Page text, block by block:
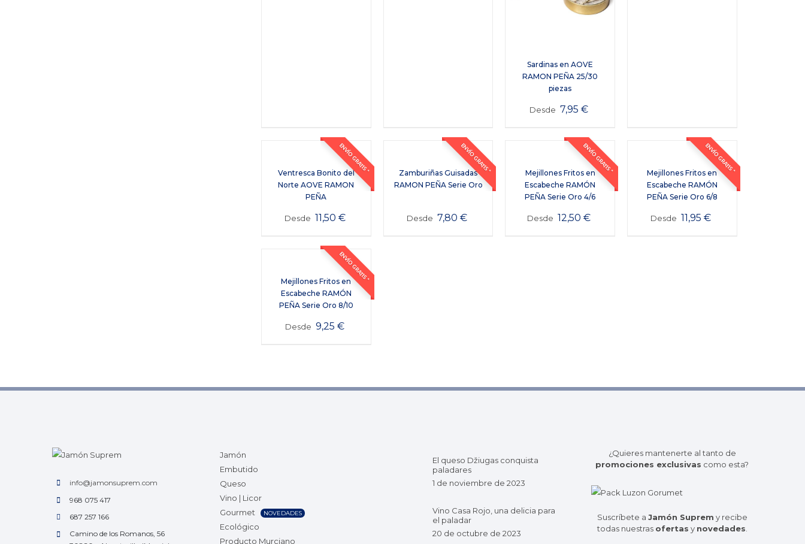
Sardinas en AOVE
RAMON PEÑA 25/30
piezas
Desde 7,95€
ENVÍO GRATIS *
Ventresca Bonito del
Norte AOVE RAMON
PEÑA
Desde 11,50 €
ENVÍO GRATIS *
Zamburiñas Guisadas
RAMON PEÑA Serie Oro
Desde 7,80€
ENVÍO GRATIS *
Mejillones Fritos en
Escabeche RAMÓN
PEÑA Serie Oro 4/6
Desde 12,50€
ENVÍO GRATIS *
Mejillones Fritos en
Escabeche RAMÓN
PEÑA Serie Oro 6/8
Desde 11,95€
ENVÍO GRATIS *
Mejillones Fritos en
Escabeche RAMÓN
PEÑA Serie Oro 8/10
Desde 9,25€
info@jamonsuprem.com
968 075 417
687 257 166
Camino de los Romanos, 56
Jamón
Embutido
Queso
Vino | Licor
Gourmet
NOVEDADES
Ecológico
Producto Murciano
El queso Džiugas conquista
paladares
1 de noviembre de 2023
Vino Casa Rojo, una delicia para
el paladar
20 de octubre de 2023
¿Quieres mantenerte al tanto de
promociones exclusivas como esta?
Suscríbete a Jamón Suprem y recibe
todas nuestras ofertas y novedades.